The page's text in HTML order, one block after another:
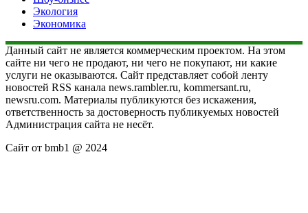
Экология
Экономика
Данный сайт не является коммерческим проектом. На этом
сайте ни чего не продают, ни чего не покупают, ни какие
услуги не оказываются. Сайт представляет собой ленту
новостей RSS канала news.rambler.ru, kommersant.ru,
newsru.com. Материалы публикуются без искажения,
ответственность за достоверность публикуемых новостей
Администрация сайта не несёт.
Сайт от bmb1 @ 2024